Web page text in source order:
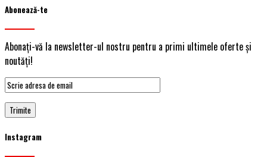
Abonează-te
Abonați-vă la newsletter-ul nostru pentru a primi ultimele oferte și
noutăți!
Instagram